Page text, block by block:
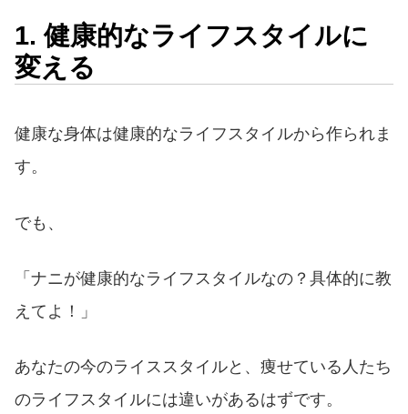
1. 健康的なライフスタイルに
変える
健康な身体は健康的なライフスタイルから作られま
す。
でも、
「ナニが健康的なライフスタイルなの？具体的に教
えてよ！」
あなたの今のライススタイルと、痩せている人たち
のライフスタイルには違いがあるはずです。